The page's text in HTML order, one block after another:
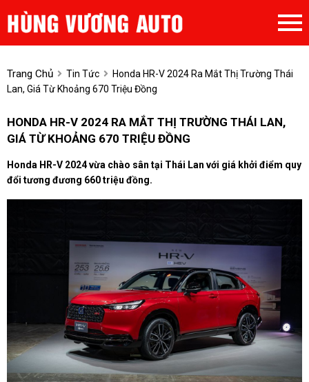
Trang Chủ Tin Tức
Honda HR-V 2024 Ra Mắt Thị Trường Thái
Lan, Giá Từ Khoảng 670 Triệu Đồng
HONDA HR-V 2024 RA MẮT THỊ TRƯỜNG THÁI LAN,
GIÁ TỪ KHOẢNG 670 TRIỆU ĐỒNG
Honda HR-V 2024 vừa chào sân tại Thái Lan với giá khởi điểm quy
đổi tương đương 660 triệu đồng.